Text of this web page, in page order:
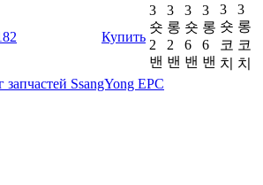
Купить
3
숏
2
밴
3
롱
2
밴
3
숏
6
밴
3
롱
6
밴
3
숏
코
치
3
롱
코
치
запчастей SsangYong EPC